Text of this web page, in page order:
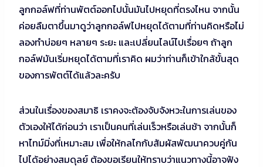
ลูกกอล์ฟที่ท่านพัตต์ออกไปนั้นมันไปหยุดที่ตรงไหน จากนั้น
ค่อยลืมตาขึ้นมาดูว่าลูกกอล์ฟไปหยุดได้ตามที่ท่านคิดหรือไม่
ลองทำบ่อยๆ หลายๆ ระยะ และเปลี่ยนไลน์ไปเรื่อยๆ ถ้าลูก
กอล์ฟมันเริ่มหยุดได้ตามที่เราคิด ผมว่าท่านก็เข้าใกล้ขั้นสุด
ของการพัตต์ได้แล้วละครับ
ส่วนในเรื่องของสมาธิ เราคงจะต้องจับจังหวะในการเล่นของ
ตัวเองให้ได้ก่อนว่า เราเป็นคนที่เล่นเร็วหรือเล่นช้า จากนั้นก็
หาไทม์มิ่งที่เหมาะสม เพื่อให้กลไกกับสัมผัสพัฒนาควบคู่กัน
ไปได้อย่างสมดุลย์ ต้องขอเรียนให้ทราบว่าแนวทางนี้อาจฟัง